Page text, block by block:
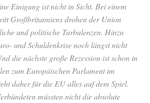
Einigung ist nicht in Sicht. Bei einem
Großbritanniens drohen der Union
und politische Turbulenzen. Hinzu
und Schuldenkrise noch längst nicht
die nächste große Rezession ist schon in
zum Europäischen Parlament im
daher für die EU alles auf dem Spiel.
müssten nicht die absolute